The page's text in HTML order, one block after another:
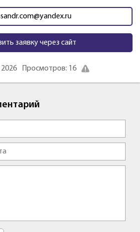
заявку через сайт
Просмотров: 16